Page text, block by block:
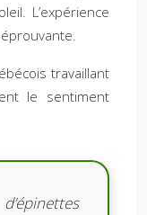
L’expérience
travaillant
le sentiment